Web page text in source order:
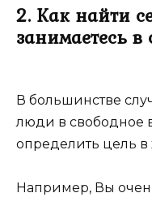
2. Как найти
занимаетесь в
В большинстве
люди в свободное
определить цель в
Например, Вы